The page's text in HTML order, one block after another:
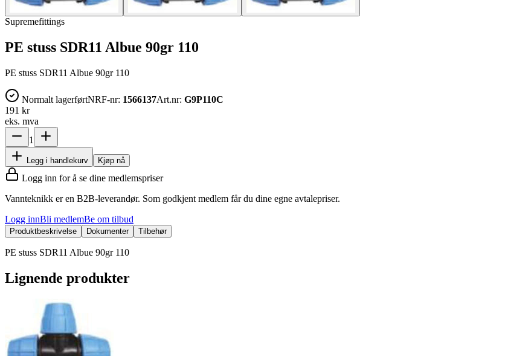
Supremefittings
PE stuss SDR11 Albue 90gr 110
PE stuss SDR11 Albue 90gr 110
Normalt lagerførtNRF-nr: 1566137Art.nr: G9P110C
191 kr
eks. mva
1
Legg i handlekurv Kjøp nå
Logg inn for å se dine medlemspriser
Vannteknikk er en B2B-leverandør. Som godkjent medlem får du dine egne avtalepriser.
Logg innBli medlemBe om tilbud
Produktbeskrivelse Dokumenter Tilbehør
PE stuss SDR11 Albue 90gr 110
Lignende produkter